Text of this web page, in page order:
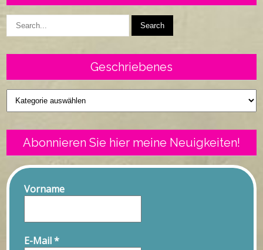
Geschriebenes
Geschriebenes
Abonnieren Sie hier meine Neuigkeiten!
Vorname
E-Mail*